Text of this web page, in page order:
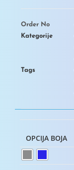
Order No
Kategorije
Tags
OPCIJA BOJA